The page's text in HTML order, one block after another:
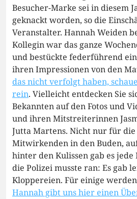
Besucher-Marke sei in diesem
geknackt worden, so die
Veranstalter. Hannah Weiden
Kollegin war das ganze
und bestückte federführend
ihren Impressionen von den
das nicht verfolgt haben,
rein. Vielleicht entdecken Sie
Bekannten auf den Fotos und
und ihren Mitstreiterinnen
Jutta Martens. Nicht nur für
Mitwirkenden in den Buden,
hinter den Kulissen gab es jede
die Polizei musste ran: Es gab
Kloppereien. Für einige
Hannah gibt uns hier einen